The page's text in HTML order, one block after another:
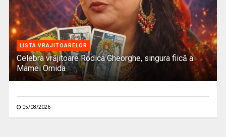
LISTA VRAJITOARELOR
Celebra vrăjitoare Rodica Gheorghe, singura fiică a
Mamei Omida
05/08/2026